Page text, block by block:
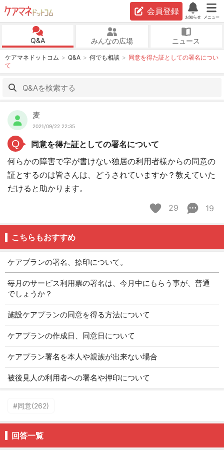
会員登録
お知らせ メニュー
Q&A みんなの広場 ニュース
ケアマネドットコム Q&A 何でも相談
同意を得た証としての署名につい
て
麦
2021/09/22 22:35
Q
同意を得た証としての署名について
何らかの障害で字が書けない独居の利用者様からの同意の
証とするのは皆さんは、どうされていますか？教えていた
だけると助かります。
29
19
こちらもおすすめ
ケアプランの署名、捺印について。
毎月のサービス利用票の署名は、今月中にもらう事が、普通
でしょうか？
施設ケアプランの同意を得る方法について
ケアプランの作成日、同意日について
ケアプラン署名を本人や親族が出来ない場合
被後見人の利用者への署名や押印について
#同意(262)
回答一覧